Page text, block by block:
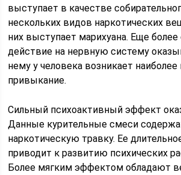
выступает в качестве
нескольких видов наркотических
них выступает марихуана. Еще более
действие на нервную систему
нему у человека возникает
привыкание.
Сильный психоактивный эффект
Данные курительные смеси
наркотическую травку. Ее
приводит к развитию психических
Более мягким эффектом обладают